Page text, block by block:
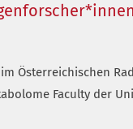
Österreichischen
Faculty der